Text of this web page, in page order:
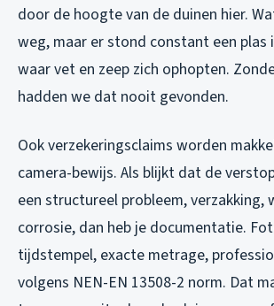
door de hoogte van de duinen hier.
weg, maar er stond constant een plas
waar vet en zeep zich ophopten.
hadden we dat nooit gevonden.
Ook verzekeringsclaims worden
camera-bewijs. Als blijkt dat de
een structureel probleem, verzakking,
corrosie, dan heb je documentatie.
tijdstempel, exacte metrage,
volgens NEN-EN 13508-2 norm. Dat